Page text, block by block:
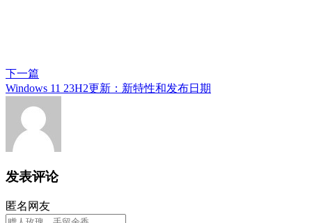
下一篇
Windows 11 23H2更新：新特性和发布日期
发表评论
匿名网友